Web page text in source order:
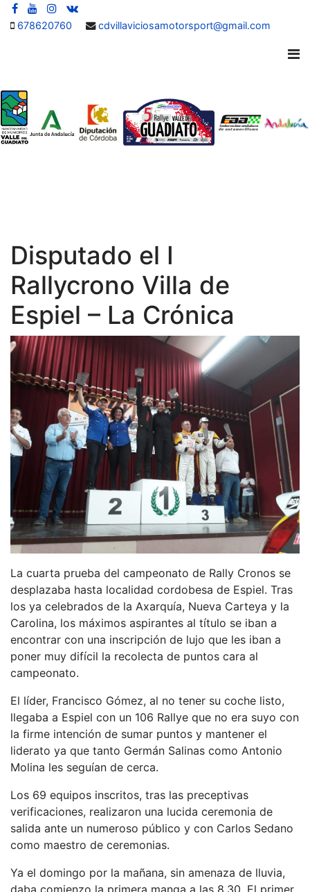
678620760 cdvillaviciosamotorsport@gmail.com
Disputado el I
Rallycrono Villa de
Espiel – La Crónica
La cuarta prueba del campeonato de Rally Cronos se
desplazaba hasta localidad cordobesa de Espiel. Tras
los ya celebrados de la Axarquía, Nueva Carteya y la
Carolina, los máximos aspirantes al título se iban a
encontrar con una inscripción de lujo que les iban a
poner muy difícil la recolecta de puntos cara al
campeonato.
El líder, Francisco Gómez, al no tener su coche listo,
llegaba a Espiel con un 106 Rallye que no era suyo con
la firme intención de sumar puntos y mantener el
liderato ya que tanto Germán Salinas como Antonio
Molina les seguían de cerca.
Los 69 equipos inscritos, tras las preceptivas
verificaciones, realizaron una lucida ceremonia de
salida ante un numeroso público y con Carlos Sedano
como maestro de ceremonias.
Ya el domingo por la mañana, sin amenaza de lluvia,
daba comienzo la primera manga a las 8.30. El primer